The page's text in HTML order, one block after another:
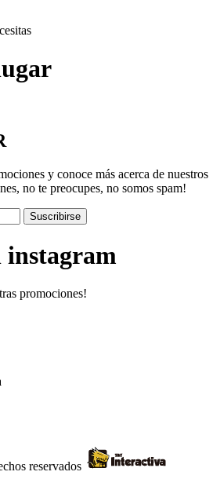
y conoce más acerca de nuestros
no te preocupes, no somos spam!
Suscribirse
instagram
promociones!
reservados